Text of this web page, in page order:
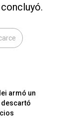
armó un
descartó